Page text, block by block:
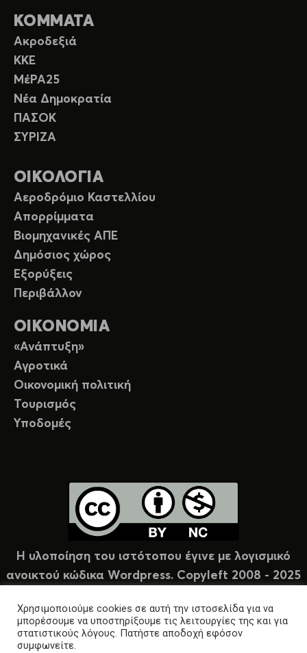
ΚΟΜΜΑΤΑ
Ακροδεξιά
ΚΚΕ
ΜέΡΑ25
Νέα Δημοκρατία
ΠΑΣΟΚ
ΣΥΡΙΖΑ
ΟΙΚΟΛΟΓΙΑ
Αεροδρόμιο Καστελλίου
Απορρίμματα
Βιομηχανικές ΑΠΕ
Δημόσιος χώρος
Εξορύξεις
Περιβάλλον
ΟΙΚΟΝΟΜΙΑ
«Ανάπτυξη»
Αγροτικά
Οικονομική πολιτική
Τουρισμός
Υποδομές
Η υλοποίηση του ιστότοπου έγινε με λογισμικό
ανοικτού κώδικα Wordpress. Copyleft 2008 - 2025
Χρησιμοποιούμε cookies σε αυτή την ιστοσελίδα για να
μπορέσουμε να υποστηρίξουμε τις λειτουργίες της και για
στατιστικούς λόγους. Πατήστε αποδοχή εφόσον
συμφωνείτε.